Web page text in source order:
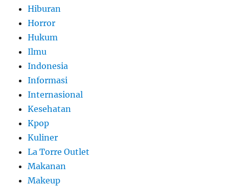
Hiburan
Horror
Hukum
Ilmu
Indonesia
Informasi
Internasional
Kesehatan
Kpop
Kuliner
La Torre Outlet
Makanan
Makeup